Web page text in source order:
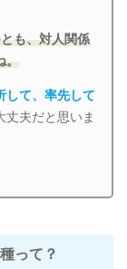
も、対人関係
。
して、率先して
丈夫だと思いま
って？